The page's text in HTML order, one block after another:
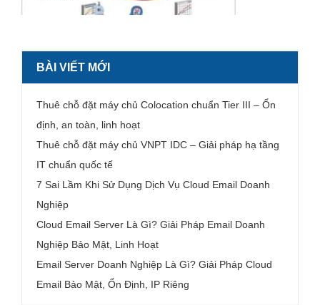
BÀI VIẾT MỚI
Thuê chỗ đặt máy chủ Colocation chuẩn Tier III – Ổn
định, an toàn, linh hoạt
Thuê chỗ đặt máy chủ VNPT IDC – Giải pháp hạ tầng
IT chuẩn quốc tế
7 Sai Lầm Khi Sử Dụng Dịch Vụ Cloud Email Doanh
Nghiệp
Cloud Email Server Là Gì? Giải Pháp Email Doanh
Nghiệp Bảo Mật, Linh Hoạt
Email Server Doanh Nghiệp Là Gì? Giải Pháp Cloud
Email Bảo Mật, Ổn Định, IP Riêng